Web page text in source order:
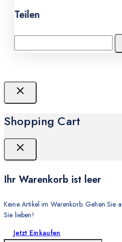
Teilen
Shopping Cart
Ihr Warenkorb ist leer
Keine Artikel im Warenkorb. Gehen Sie
Sie lieben!
Jetzt Einkaufen